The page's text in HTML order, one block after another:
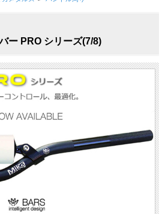
ー PRO シリーズ(7/8)